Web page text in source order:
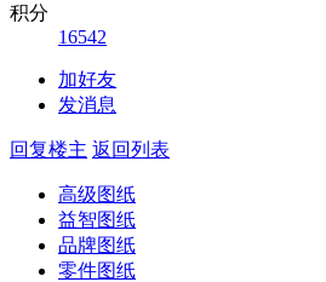
积分
16542
加好友
发消息
回复楼主 返回列表
高级图纸
益智图纸
品牌图纸
零件图纸